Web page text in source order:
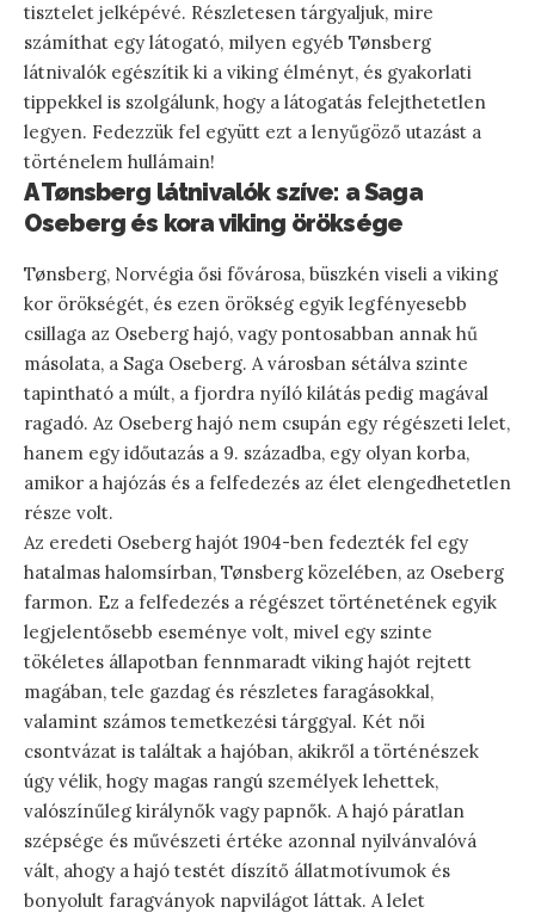
tisztelet jelképévé. Részletesen tárgyaljuk, mire
számíthat egy látogató, milyen egyéb Tønsberg
látnivalók egészítik ki a viking élményt, és gyakorlati
tippekkel is szolgálunk, hogy a látogatás felejthetetlen
legyen. Fedezzük fel együtt ezt a lenyűgöző utazást a
történelem hullámain!
A Tønsberg látnivalók szíve: a Saga
Oseberg és kora viking öröksége
Tønsberg, Norvégia ősi fővárosa, büszkén viseli a viking
kor örökségét, és ezen örökség egyik legfényesebb
csillaga az Oseberg hajó, vagy pontosabban annak hű
másolata, a Saga Oseberg. A városban sétálva szinte
tapintható a múlt, a fjordra nyíló kilátás pedig magával
ragadó. Az Oseberg hajó nem csupán egy régészeti lelet,
hanem egy időutazás a 9. századba, egy olyan korba,
amikor a hajózás és a felfedezés az élet elengedhetetlen
része volt.
Az eredeti Oseberg hajót 1904-ben fedezték fel egy
hatalmas halomsírban, Tønsberg közelében, az Oseberg
farmon. Ez a felfedezés a régészet történetének egyik
legjelentősebb eseménye volt, mivel egy szinte
tökéletes állapotban fennmaradt viking hajót rejtett
magában, tele gazdag és részletes faragásokkal,
valamint számos temetkezési tárggyal. Két női
csontvázat is találtak a hajóban, akikről a történészek
úgy vélik, hogy magas rangú személyek lehettek,
valószínűleg királynők vagy papnők. A hajó páratlan
szépsége és művészeti értéke azonnal nyilvánvalóvá
vált, ahogy a hajó testét díszítő állatmotívumok és
bonyolult faragványok napvilágot láttak. A lelet